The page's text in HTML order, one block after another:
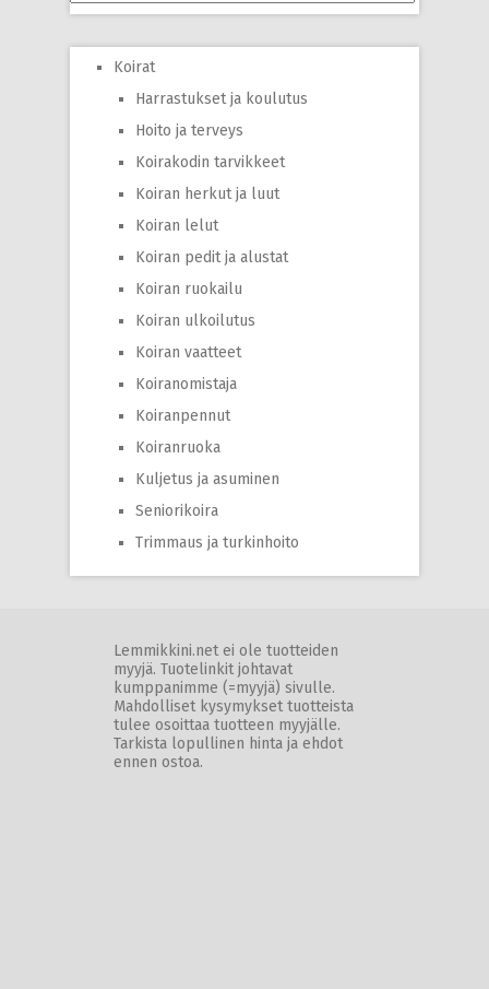
Koirat
Harrastukset ja koulutus
Hoito ja terveys
Koirakodin tarvikkeet
Koiran herkut ja luut
Koiran lelut
Koiran pedit ja alustat
Koiran ruokailu
Koiran ulkoilutus
Koiran vaatteet
Koiranomistaja
Koiranpennut
Koiranruoka
Kuljetus ja asuminen
Seniorikoira
Trimmaus ja turkinhoito
Lemmikkini.net ei ole tuotteiden
myyjä. Tuotelinkit johtavat
kumppanimme (=myyjä) sivulle.
Mahdolliset kysymykset tuotteista
tulee osoittaa tuotteen myyjälle.
Tarkista lopullinen hinta ja ehdot
ennen ostoa.